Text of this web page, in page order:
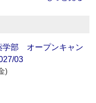
学部 オープンキャン
03
)